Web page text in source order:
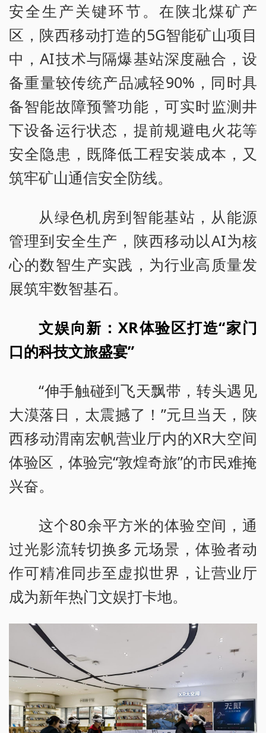
安全生产关键环节。在陕北煤矿产
区，陕西移动打造的5G智能矿山项目
中，AI技术与隔爆基站深度融合，设
备重量较传统产品减轻90%，同时具
备智能故障预警功能，可实时监测井
下设备运行状态，提前规避电火花等
安全隐患，既降低工程安装成本，又
筑牢矿山通信安全防线。
从绿色机房到智能基站，从能源
管理到安全生产，陕西移动以AI为核
心的数智生产实践，为行业高质量发
展筑牢数智基石。
文娱向新：XR体验区打造“家门
口的科技文旅盛宴”
“伸手触碰到飞天飘带，转头遇见
大漠落日，太震撼了！”元旦当天，陕
西移动渭南宏帆营业厅内的XR大空间
体验区，体验完“敦煌奇旅”的市民难掩
兴奋。
这个80余平方米的体验空间，通
过光影流转切换多元场景，体验者动
作可精准同步至虚拟世界，让营业厅
成为新年热门文娱打卡地。